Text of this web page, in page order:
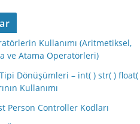
Kullanımı (Aritmetiksel,
ve Atama Operatörleri)
Dönüşümleri – int( ) str( ) float(
Kullanımı
Person Controller Kodları